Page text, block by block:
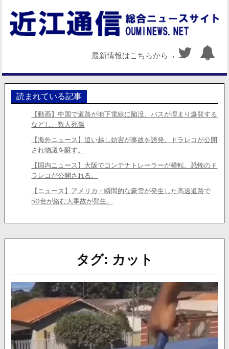
最新情報はこちらから→
読まれている記事
【動画】中国で道路が地下電線に陥没、バスが埋まり爆発する
などし、数人死傷
【海外ニュース】追い越し妨害が事故を誘発。ドラレコが公開
され物議を醸す。
【国内ニュース】大阪でコンテナトレーラーが横転。恐怖のド
ラレコが公開される。
【ニュース】アメリカ・瞬間的な豪雪が発生した高速道路で
50台が絡む大事故が発生。
タグ: カット